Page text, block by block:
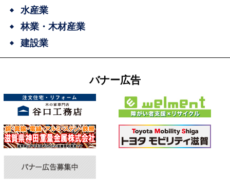
水産業
林業・木材産業
建設業
バナー広告